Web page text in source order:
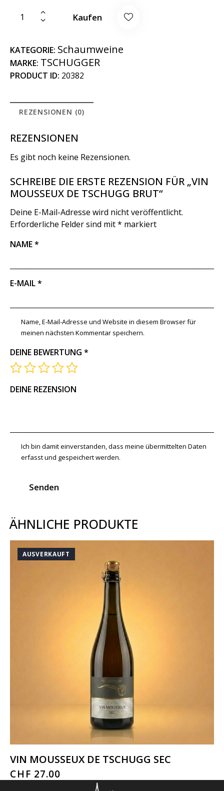
Kaufen
KATEGORIE: Schaumweine
MARKE: TSCHUGGER
PRODUCT ID: 20382
REZENSIONEN (0)
REZENSIONEN
Es gibt noch keine Rezensionen.
SCHREIBE DIE ERSTE REZENSION FÜR „VIN
MOUSSEUX DE TSCHUGG BRUT“
Deine E-Mail-Adresse wird nicht veröffentlicht.
Erforderliche Felder sind mit* markiert
NAME*
E-MAIL*
Name, E-Mail-Adresse und Website in diesem Browser für
meinen nächsten Kommentar speichern.
DEINE BEWERTUNG *
DEINE REZENSION
Ich bin damit einverstanden, dass meine übermittelten Daten
erfasst und gespeichert werden.
ÄHNLICHE PRODUKTE
AUSVERKAUFT
VIN MOUSSEUX DE TSCHUGG SEC
CHF 27.00